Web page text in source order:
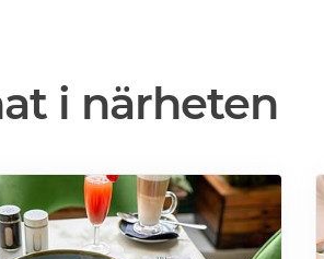
i närheten